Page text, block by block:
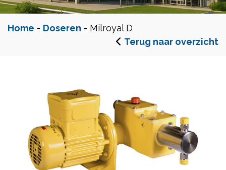
Home - Doseren - Milroyal D
Terug naar overzicht